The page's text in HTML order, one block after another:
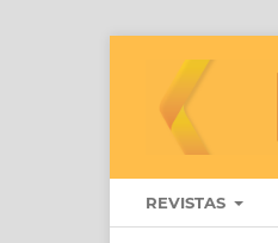
REVISTAS